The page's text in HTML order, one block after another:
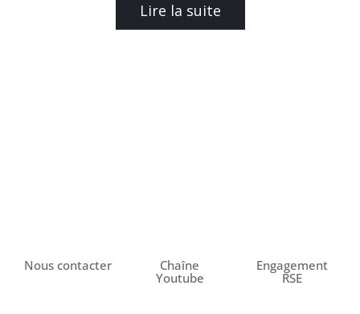
Lire la suite
Nous contacter
Chaîne
Youtube
Engagement
RSE